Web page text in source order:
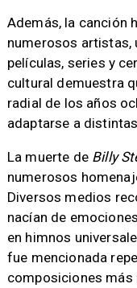
Además, la canción
numerosos artistas,
películas, series y
cultural demuestra
radial de los años
adaptarse a
La muerte de Billy
numerosos
Diversos medios
nacían de
en himnos
fue mencionada
composiciones